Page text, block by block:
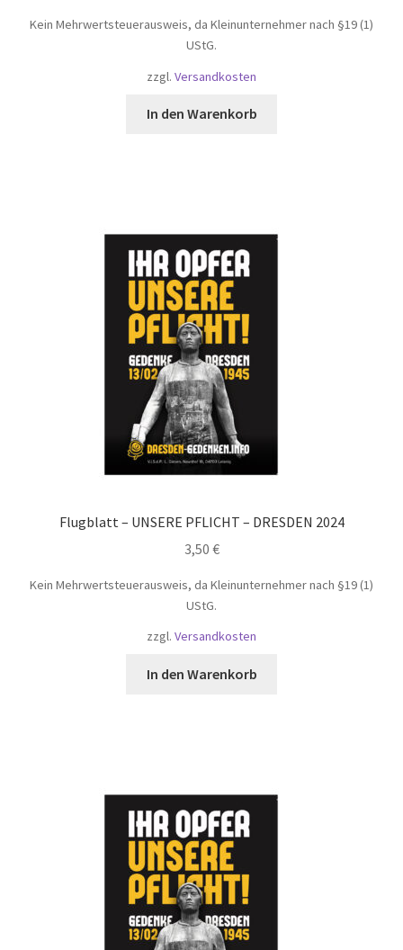
Kein Mehrwertsteuerausweis, da Kleinunternehmer nach §19 (1)
UStG.
zzgl. Versandkosten
In den Warenkorb
Flugblatt – UNSERE PFLICHT – DRESDEN 2024
3,50 €
Kein Mehrwertsteuerausweis, da Kleinunternehmer nach §19 (1)
UStG.
zzgl. Versandkosten
In den Warenkorb